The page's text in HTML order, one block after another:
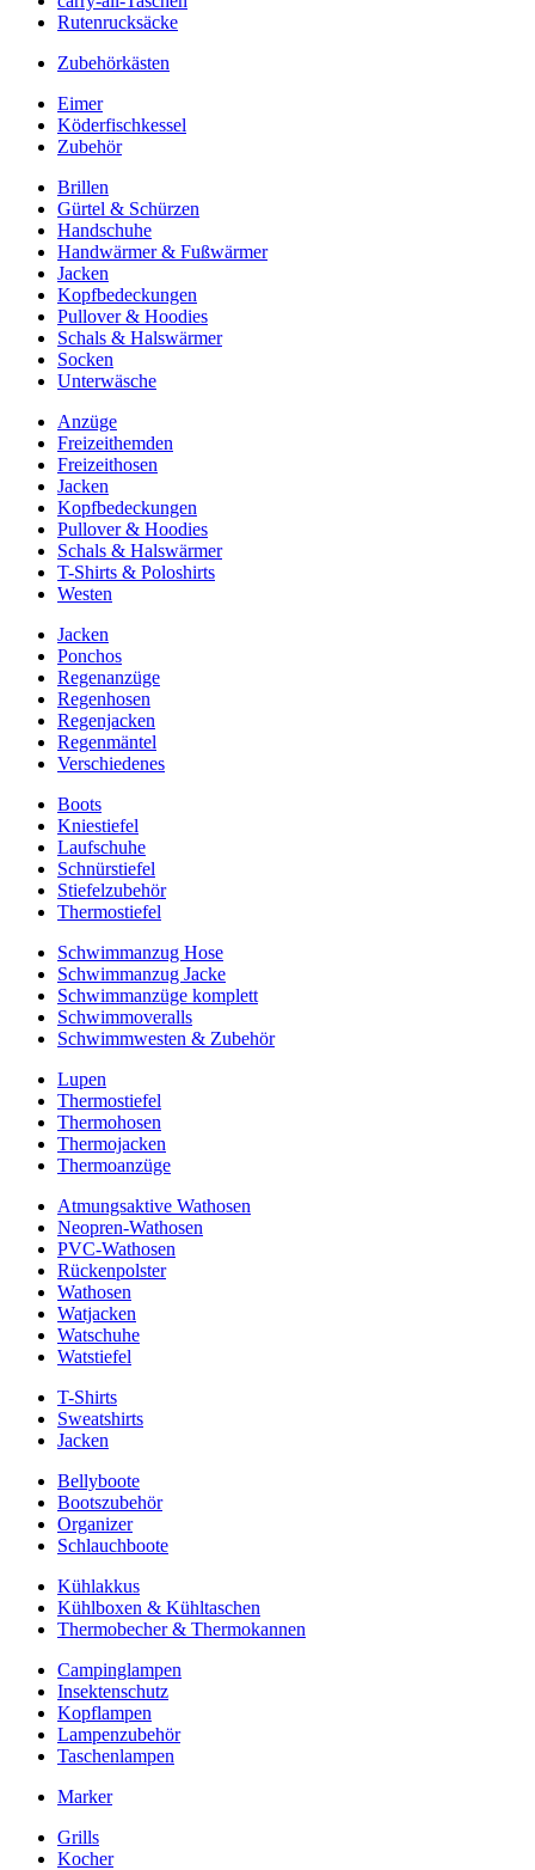
Rutenrucksäcke
Zubehörkästen
Eimer
Köderfischkessel
Zubehör
Brillen
Gürtel & Schürzen
Handschuhe
Handwärmer & Fußwärmer
Jacken
Kopfbedeckungen
Pullover & Hoodies
Schals & Halswärmer
Socken
Unterwäsche
Anzüge
Freizeithemden
Freizeithosen
Jacken
Kopfbedeckungen
Pullover & Hoodies
Schals & Halswärmer
T-Shirts & Poloshirts
Westen
Jacken
Ponchos
Regenanzüge
Regenhosen
Regenjacken
Regenmäntel
Verschiedenes
Boots
Kniestiefel
Laufschuhe
Schnürstiefel
Stiefelzubehör
Thermostiefel
Schwimmanzug Hose
Schwimmanzug Jacke
Schwimmanzüge komplett
Schwimmoveralls
Schwimmwesten & Zubehör
Lupen
Thermostiefel
Thermohosen
Thermojacken
Thermoanzüge
Atmungsaktive Wathosen
Neopren-Wathosen
PVC-Wathosen
Rückenpolster
Wathosen
Watjacken
Watschuhe
Watstiefel
T-Shirts
Sweatshirts
Jacken
Bellyboote
Bootszubehör
Organizer
Schlauchboote
Kühlakkus
Kühlboxen & Kühltaschen
Thermobecher & Thermokannen
Campinglampen
Insektenschutz
Kopflampen
Lampenzubehör
Taschenlampen
Marker
Grills
Kocher